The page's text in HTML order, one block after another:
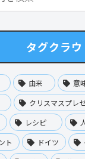
タグクラウ
由来 意
クリスマスプレ
レシピ
ト
ドイツ